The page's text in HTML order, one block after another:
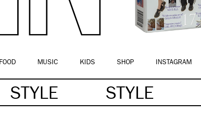
FOOD MUSIC KIDS SHOP INSTAGRAM
STYLE STYLE